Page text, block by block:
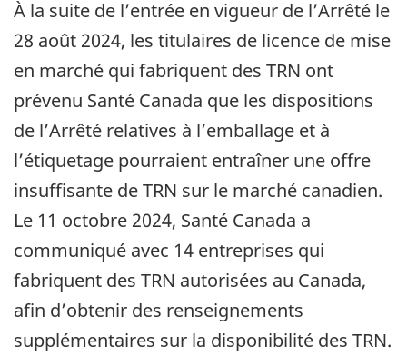
À la suite de l’entrée en vigueur de l’Arrêté le
28 août 2024, les titulaires de licence de mise
en marché qui fabriquent des TRN ont
prévenu Santé Canada que les dispositions
de l’Arrêté relatives à l’emballage et à
l’étiquetage pourraient entraîner une offre
insuffisante de TRN sur le marché canadien.
Le 11 octobre 2024, Santé Canada a
communiqué avec 14 entreprises qui
fabriquent des TRN autorisées au Canada,
afin d’obtenir des renseignements
supplémentaires sur la disponibilité des TRN.